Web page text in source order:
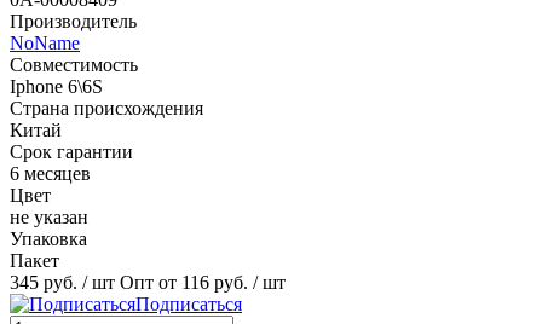
Производитель
NoName
Совместимость
Iphone 6\6S
Страна происхождения
Китай
Срок гарантии
6 месяцев
Цвет
не указан
Упаковка
Пакет
345 руб. / шт Опт от 116 руб. / шт
Подписаться